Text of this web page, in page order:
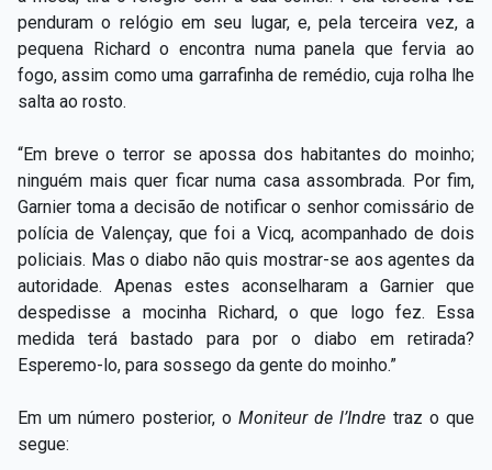
penduram o relógio em seu lugar, e, pela terceira vez, a
pequena Richard o encontra numa panela que fervia ao
fogo, assim como uma garrafinha de remédio, cuja rolha lhe
salta ao rosto.
“Em breve o terror se apossa dos habitantes do moinho;
ninguém mais quer ficar numa casa assombrada. Por fim,
Garnier toma a decisão de notificar o senhor comissário de
polícia de Valençay, que foi a Vicq, acompanhado de dois
policiais. Mas o diabo não quis mostrar-se aos agentes da
autoridade. Apenas estes aconselharam a Garnier que
despedisse a mocinha Richard, o que logo fez. Essa
medida terá bastado para por o diabo em retirada?
Esperemo-lo, para sossego da gente do moinho.”
Em um número posterior, o Moniteur de l’Indre traz o que
segue: